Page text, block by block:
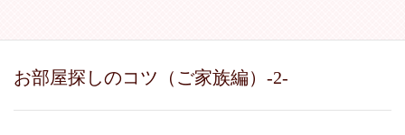
お部屋探しのコツ（ご家族編）-2-